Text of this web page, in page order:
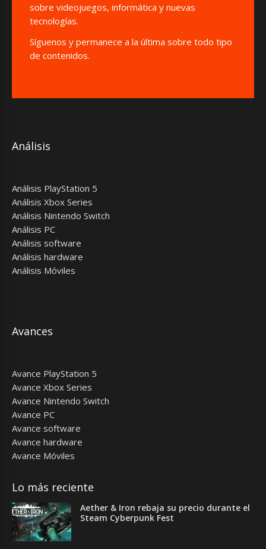
sobre videojuegos, informática y nuevas
tecnologías.
Síguenos y permanece a la última sobre todo tipo
de contenidos.
Análisis
Análisis PlayStation 5
Análisis Xbox Series
Análisis Nintendo Switch
Análisis PC
Análisis software
Análisis hardware
Análisis Móviles
Avances
Avance PlayStation 5
Avance Xbox Series
Avance Nintendo Switch
Avance PC
Avance software
Avance hardware
Avance Móviles
Lo más reciente
Aether & Iron rebaja su precio durante el
Steam Cyberpunk Fest